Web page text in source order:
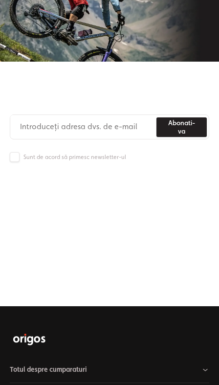
Abonati-
va
Sunt de acord să primesc newsletter-ul
Totul despre cumparaturi